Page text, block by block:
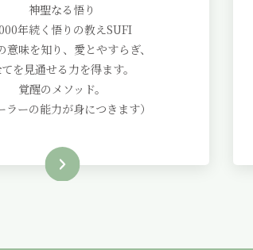
神聖なる悟り
年続く悟りの教えSUFI
意味を知り、愛とやすらぎ、
を見通せる力を得ます。
覚醒のメソッド。
ラーの能力が身につきます）
Read More